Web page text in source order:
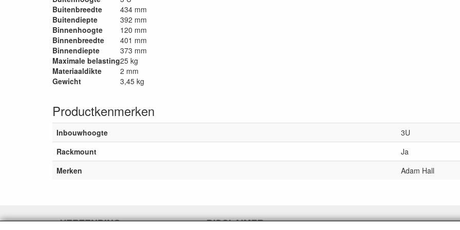
Buitenbreedte
434 mm
Buitendiepte
392 mm
Binnenhoogte
120 mm
Binnenbreedte
401 mm
Binnendiepte
373 mm
Maximale belasting25 kg
Materiaaldikte
2 mm
Gewicht
3,45 kg
Productkenmerken
Inbouwhoogte
3U
Rackmount
Ja
Merken
Adam Hall
VERZENDING DISCLAIMER